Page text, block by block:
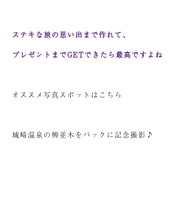
ステキな旅の思い出まで作れて、
プレゼントまでGETできたら最高ですよね
オススメ写真スポットはこちら
城崎温泉の柳並木をバックに記念撮影♪